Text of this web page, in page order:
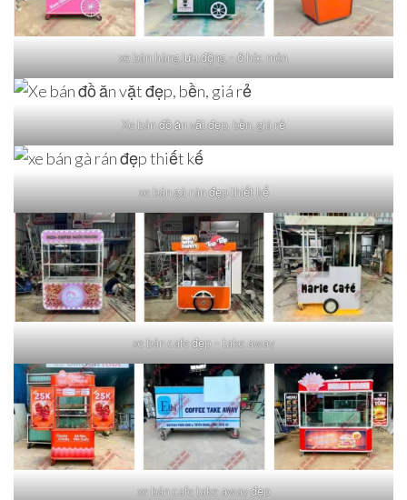
xe bán hàng lưu động – ở hóc môn
Xe bán đồ ăn vặt đẹp, bền, giá rẻ
xe bán gà rán đẹp thiết kế
xe bán cafe đẹp – take away
xe bán cafe take away đẹp